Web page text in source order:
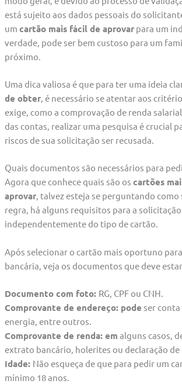
está sujeito aos dados pessoais do
um cartão mais fácil de aprovarpara um
verdade, pode ser bem custoso para um
próximo.
Uma dica valiosa é que para ter uma ideia
de obter, é necessário se atentar aos
exige, como a comprovação de renda
das contas, realizar uma pesquisa é crucial
riscos de sua solicitação ser recusada.
Quais documentos são necessários para
Agora que conhece quais são os cartões
aprovar, talvez esteja se perguntando como
regra, há alguns requisitos para a
independentemente do tipo de cartão.
Após selecionar o cartão mais oportuno
bancária, veja os documentos que deve
Documento com foto: RG, CPF ou CNH.
Comprovante de endereço: pode ser
energia, entre outros.
Comprovante de renda: em alguns casos,
extrato bancário, holerites ou declaração de
Idade: Não esqueça de que para pedir um
mínimo 18 anos.